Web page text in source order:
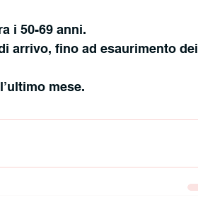
i 50-69 anni.
arrivo, fino ad esaurimento dei
mese.